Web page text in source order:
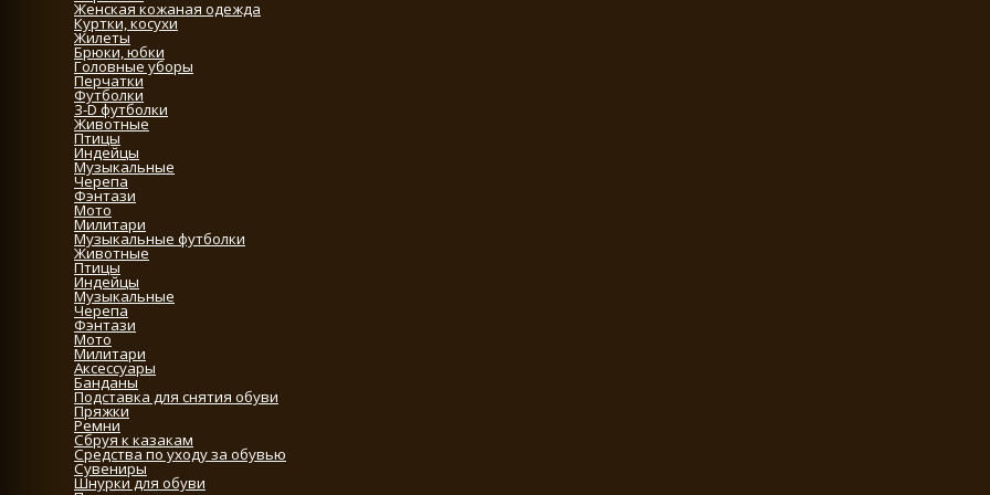
Женская кожаная одежда
Куртки, косухи
Жилеты
Брюки, юбки
Головные уборы
Перчатки
Футболки
3-D футболки
Животные
Птицы
Индейцы
Музыкальные
Черепа
Фэнтази
Мото
Милитари
Музыкальные футболки
Животные
Птицы
Индейцы
Музыкальные
Черепа
Фэнтази
Мото
Милитари
Аксессуары
Банданы
Подставка для снятия обуви
Пряжки
Ремни
Сбруя к казакам
Средства по уходу за обувью
Сувениры
Шнурки для обуви